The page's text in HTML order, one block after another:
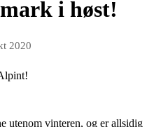
i høst!
2020
utenom vinteren, og er allsidig